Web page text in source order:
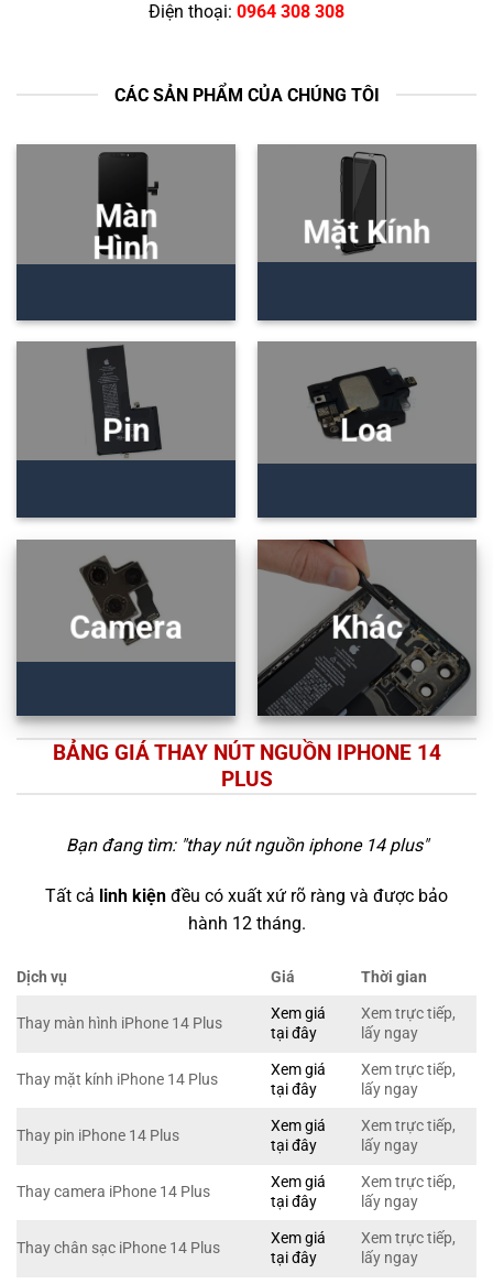
Điện thoại: 0964 308 308
CÁC SẢN PHẨM CỦA CHÚNG TÔI
Màn
Hình
Mặt Kính
Pin Loa
Camera Khác
BẢNG GIÁ THAY NÚT NGUỒN IPHONE 14
PLUS
Bạn đang tìm: "thay nút nguồn iphone 14 plus"
Tất cả linh kiện đều có xuất xứ rõ ràng và được bảo
hành 12 tháng.
Dịch vụ Giá Thời gian
Thay màn hình iPhone 14 Plus
Xem giá
tại đây
Xem trực tiếp,
lấy ngay
Thay mặt kính iPhone 14 Plus
Xem giá
tại đây
Xem trực tiếp,
lấy ngay
Thay pin iPhone 14 Plus
Xem giá
tại đây
Xem trực tiếp,
lấy ngay
Thay camera iPhone 14 Plus
Xem giá
tại đây
Xem trực tiếp,
lấy ngay
Thay chân sạc iPhone 14 Plus
Xem giá
tại đây
Xem trực tiếp,
lấy ngay